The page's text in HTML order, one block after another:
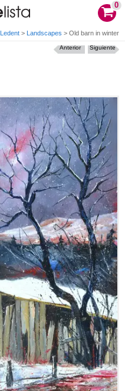
0
> Landscapes > Old barn in winter
Siguiente
Anterior